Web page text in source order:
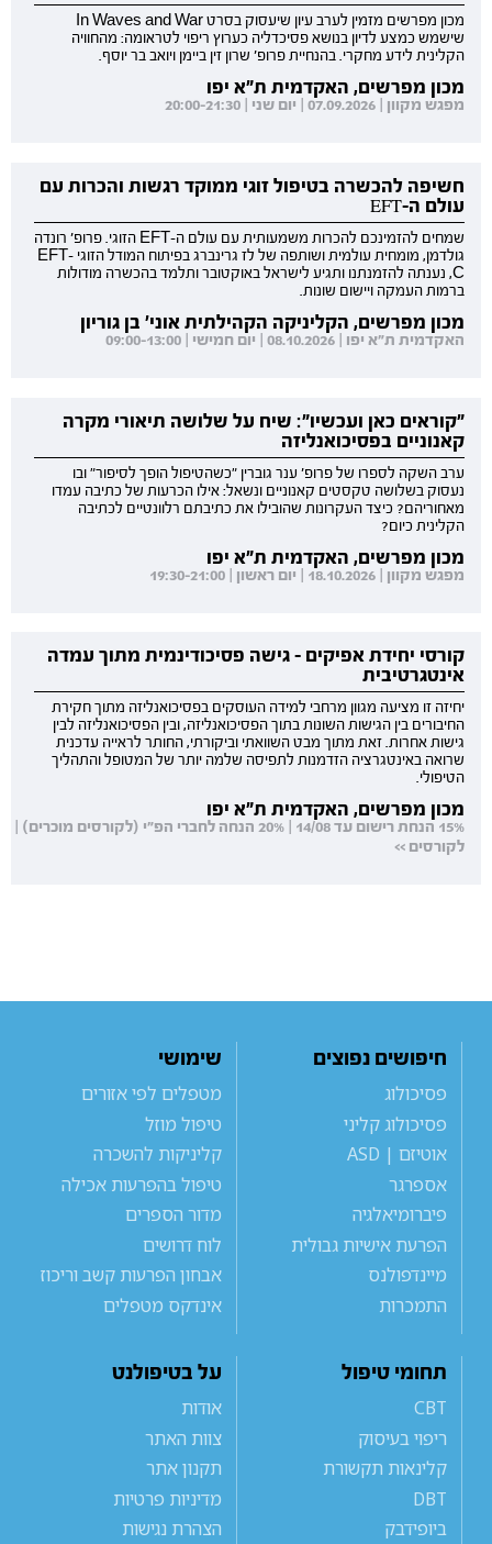
מכון מפרשים מזמין לערב עיון שיעסוק בסרט In Waves and War
שישמש כמצע לדיון בנושא פסיכדליה כערוץ ריפוי לטראומה: מהחוויה
הקלינית לידע מחקרי. בהנחיית פרופ' שרון זין ביימן ויואב בר יוסף.
מכון מפרשים, האקדמית ת"א יפו
מפגש מקוון | 07.09.2026 | יום שני | 20:00-21:30
חשיפה להכשרה בטיפול זוגי ממוקד רגשות והכרות עם
עולם ה-EFT
שמחים להזמינכם להכרות משמעותית עם עולם ה-EFT הזוגי. פרופ' רונדה
גולדמן, מומחית עולמית ושותפה של לז גרינברג בפיתוח המודל הזוגי EFT-
C, נענתה להזמנתנו ותגיע לישראל באוקטובר ותלמד בהכשרה מודולות
ברמות העמקה ויישום שונות.
מכון מפרשים, הקליניקה הקהילתית אוני' בן גוריון
האקדמית ת"א יפו | 08.10.2026 | יום חמישי | 09:00-13:00
"קוראים כאן ועכשיו": שיח על שלושה תיאורי מקרה
קאנוניים בפסיכואנליזה
ערב השקה לספרו של פרופ' ענר גוברין "כשהטיפול הופך לסיפור" ובו
נעסוק בשלושה טקסטים קאנוניים ונשאל: אילו הכרעות של כתיבה עמדו
מאחוריהם? כיצד העקרונות שהובילו את כתיבתם רלוונטיים לכתיבה
הקלינית כיום?
מכון מפרשים, האקדמית ת"א יפו
מפגש מקוון | 18.10.2026 | יום ראשון | 19:30-21:00
קורסי יחידת אפיקים - גישה פסיכודינמית מתוך עמדה
אינטגרטיבית
יחיזה זו מציעה מגוון מרחבי למידה העוסקים בפסיכואנליזה מתוך חקירת
החיבורים בין הגישות השונות בתוך הפסיכואנליזה, ובין הפסיכואנליזה לבין
גישות אחרות. זאת מתוך מבט השוואתי וביקורתי, החותר לראייה עדכנית
שרואה באינטגרציה הזדמנות לתפיסה שלמה יותר של המטופל והתהליך
הטיפולי.
מכון מפרשים, האקדמית ת"א יפו
15% הנחת רישום עד 14/08 | 20% הנחה לחברי הפ"י (לקורסים מוכרים) |
לקורסים >>
חיפושים נפוצים
פסיכולוג
פסיכולוג קליני
אוטיזם | ASD
אספרגר
פיברומיאלגיה
הפרעת אישיות גבולית
מיינדפולנס
התמכרות
שימושי
מטפלים לפי אזורים
טיפול מוזל
קליניקות להשכרה
טיפול בהפרעות אכילה
מדור הספרים
לוח דרושים
אבחון הפרעות קשב וריכוז
אינדקס מטפלים
תחומי טיפול
CBT
ריפוי בעיסוק
קלינאות תקשורת
DBT
ביופידבק
על בטיפולנט
אודות
צוות האתר
תקנון אתר
מדיניות פרטיות
הצהרת נגישות